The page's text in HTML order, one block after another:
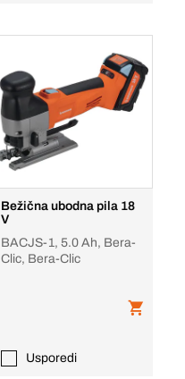
Bežična ubodna pila 18
V
BACJS-1, 5.0 Ah, Bera-
Clic, Bera-Clic
Usporedi